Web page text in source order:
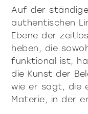
Auf der
authentischen
Ebene der
heben, die
funktional ist,
die Kunst der
wie er sagt, die
Materie, in der